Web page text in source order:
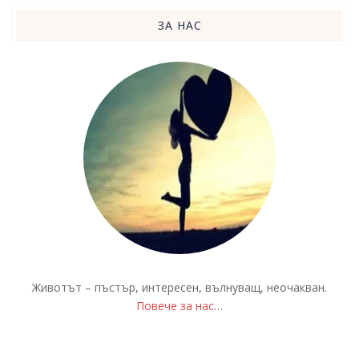
ЗА НАС
Животът – пъстър, интересен, вълнуващ, неочакван.
Повече за нас…